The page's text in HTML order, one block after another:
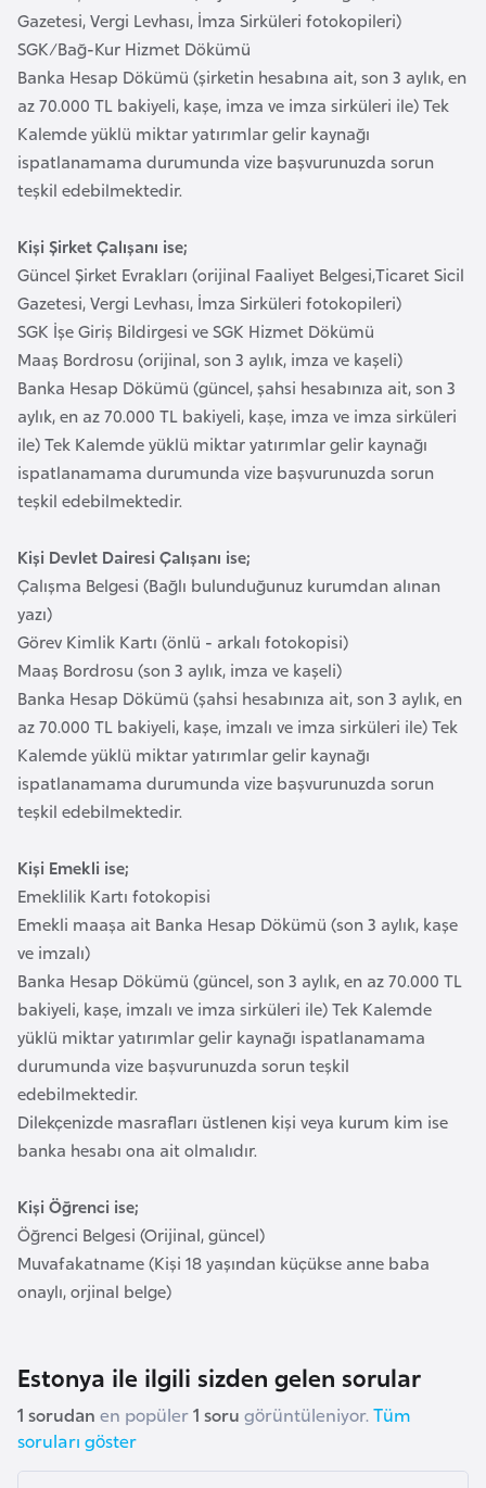
Gazetesi, Vergi Levhası, İmza Sirküleri fotokopileri)
SGK/Bağ-Kur Hizmet Dökümü
Banka Hesap Dökümü (şirketin hesabına ait, son 3 aylık, en
az 70.000 TL bakiyeli, kaşe, imza ve imza sirküleri ile) Tek
Kalemde yüklü miktar yatırımlar gelir kaynağı
ispatlanamama durumunda vize başvurunuzda sorun
teşkil edebilmektedir.
Kişi Şirket Çalışanı ise;
Güncel Şirket Evrakları (orijinal Faaliyet Belgesi,Ticaret Sicil
Gazetesi, Vergi Levhası, İmza Sirküleri fotokopileri)
SGK İşe Giriş Bildirgesi ve SGK Hizmet Dökümü
Maaş Bordrosu (orijinal, son 3 aylık, imza ve kaşeli)
Banka Hesap Dökümü (güncel, şahsi hesabınıza ait, son 3
aylık, en az 70.000 TL bakiyeli, kaşe, imza ve imza sirküleri
ile) Tek Kalemde yüklü miktar yatırımlar gelir kaynağı
ispatlanamama durumunda vize başvurunuzda sorun
teşkil edebilmektedir.
Kişi Devlet Dairesi Çalışanı ise;
Çalışma Belgesi (Bağlı bulunduğunuz kurumdan alınan
yazı)
Görev Kimlik Kartı (önlü - arkalı fotokopisi)
Maaş Bordrosu (son 3 aylık, imza ve kaşeli)
Banka Hesap Dökümü (şahsi hesabınıza ait, son 3 aylık, en
az 70.000 TL bakiyeli, kaşe, imzalı ve imza sirküleri ile) Tek
Kalemde yüklü miktar yatırımlar gelir kaynağı
ispatlanamama durumunda vize başvurunuzda sorun
teşkil edebilmektedir.
Kişi Emekli ise;
Emeklilik Kartı fotokopisi
Emekli maaşa ait Banka Hesap Dökümü (son 3 aylık, kaşe
ve imzalı)
Banka Hesap Dökümü (güncel, son 3 aylık, en az 70.000 TL
bakiyeli, kaşe, imzalı ve imza sirküleri ile) Tek Kalemde
yüklü miktar yatırımlar gelir kaynağı ispatlanamama
durumunda vize başvurunuzda sorun teşkil
edebilmektedir.
Dilekçenizde masrafları üstlenen kişi veya kurum kim ise
banka hesabı ona ait olmalıdır.
Kişi Öğrenci ise;
Öğrenci Belgesi (Orijinal, güncel)
Muvafakatname (Kişi 18 yaşından küçükse anne baba
onaylı, orjinal belge)
Estonya ile ilgili sizden gelen sorular
1 sorudan en popüler1 soru görüntüleniyor. Tüm
soruları göster
l
g
a
r
i
s
t
n
B
u
r
k
i
n
a
F
s
o
Ç
a
d
e
k
C
u
h
r
i
t
C
e
z
a
r
C
i